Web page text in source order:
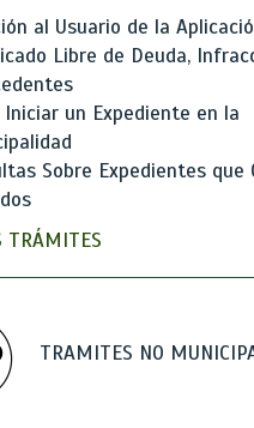
al Usuario de la
Libre de Deuda,
Iniciar un Expediente en la
Sobre Expedientes que
TRÁMITES
TRAMITES NO